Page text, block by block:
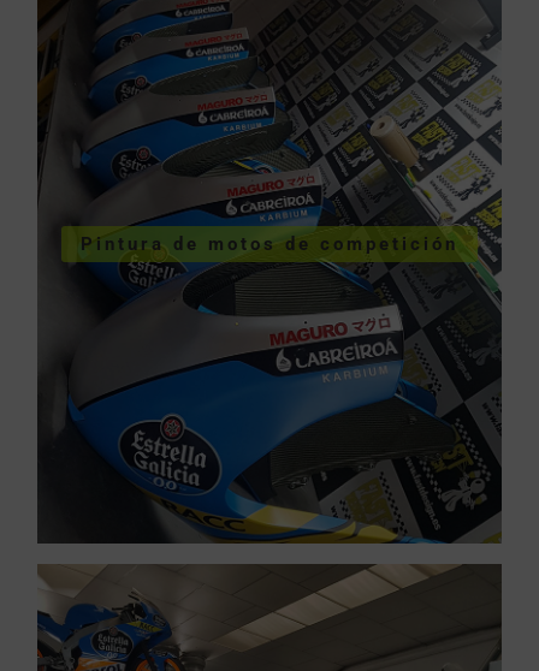
Pintura de motos de competición
Pintura de motos de
competición
VER PINTURA MOTOS
COMPETICIÓN